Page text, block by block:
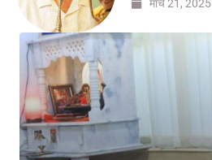
मार्च 21, 2025